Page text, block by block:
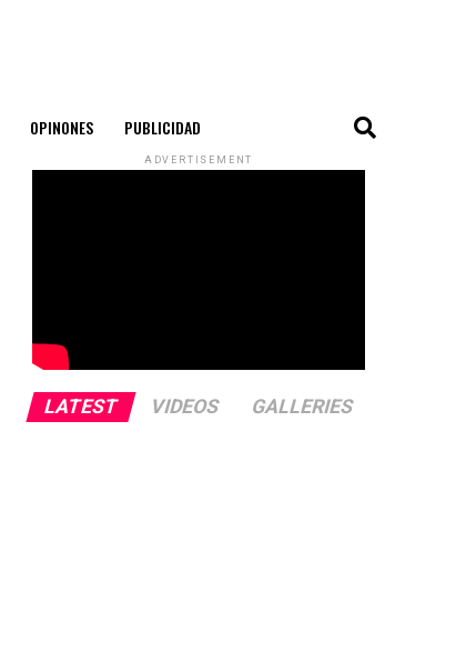
OPINONES PUBLICIDAD
ADVERTISEMENT
LATEST VIDEOS GALLERIES